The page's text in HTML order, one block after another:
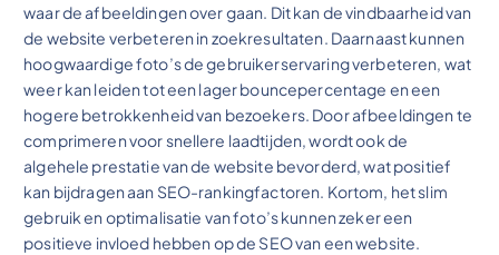
waar de afbeeldingen over gaan. Dit kan de vindbaarheid van
de website verbeteren in zoekresultaten. Daarnaast kunnen
hoogwaardige foto’s de gebruikerservaring verbeteren, wat
weer kan leiden tot een lager bouncepercentage en een
hogere betrokkenheid van bezoekers. Door afbeeldingen te
comprimeren voor snellere laadtijden, wordt ook de
algehele prestatie van de website bevorderd, wat positief
kan bijdragen aan SEO-rankingfactoren. Kortom, het slim
gebruik en optimalisatie van foto’s kunnen zeker een
positieve invloed hebben op de SEO van een website.